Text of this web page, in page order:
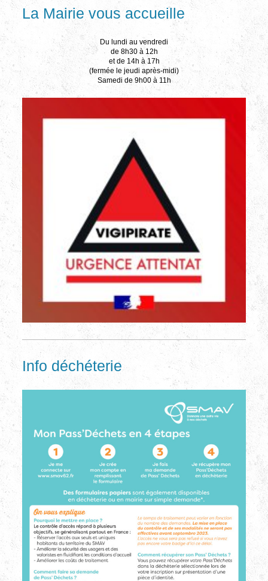
La Mairie vous accueille
Du lundi au vendredi
de 8h30 à 12h
et de 14h à 17h
(fermée le jeudi après-midi)
Samedi de 9h00 à 11h
Info déchéterie